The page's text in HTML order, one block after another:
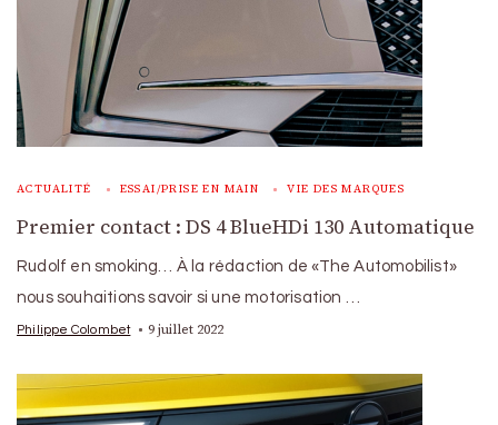
ACTUALITÉ ESSAI/PRISE EN MAIN VIE DES MARQUES
Premier contact : DS 4 BlueHDi 130 Automatique
Rudolf en smoking… À la rédaction de «The Automobilist»
nous souhaitions savoir si une motorisation …
Philippe Colombet 9 juillet 2022